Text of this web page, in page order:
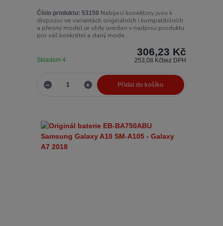
Číslo produktu: 53150 Nabíjecí konektory jsou k
dispozici ve variantách originálních i kompatibilních
a přesný model je vždy uveden v nadpisu produktu
pro váš konkrétní a daný mode...
306,23 Kč
253,08 Kčbez DPH
Skladem 4
Přidat do košíku